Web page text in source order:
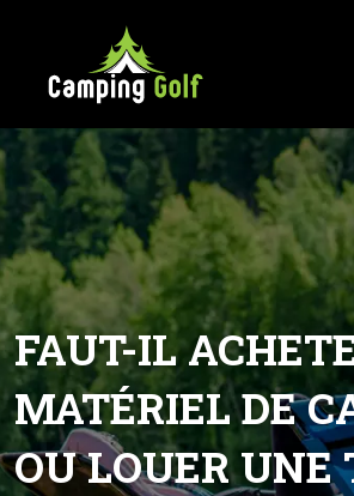
FAUT-IL
MATÉRIEL DE
OU LOUER UNE